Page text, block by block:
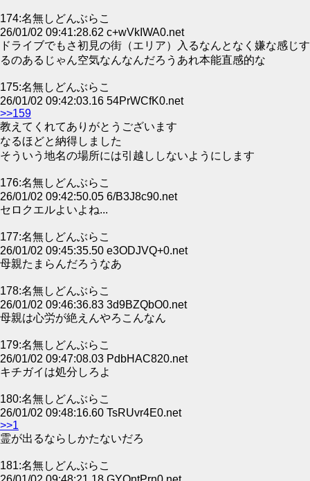
174:名無しどんぶらこ
26/01/02 09:41:28.62 c+wVkIWA0.net
ドライブでもさ初見の街（エリア）入るなんとなく嫌な感じす
るのあるじゃん空気なんなんだろうあれ本能直感的な
175:名無しどんぶらこ
26/01/02 09:42:03.16 54PrWCfK0.net
>>159
教えてくれてありがとうございます
なるほどと納得しました
そういう地名の場所には引越ししないようにします
176:名無しどんぶらこ
26/01/02 09:42:50.05 6/B3J8c90.net
セロクエルよいよね...
177:名無しどんぶらこ
26/01/02 09:45:35.50 e3ODJVQ+0.net
母親たまらんだろうなあ
178:名無しどんぶらこ
26/01/02 09:46:36.83 3d9BZQbO0.net
母親は心労が絶えんやろこんなん
179:名無しどんぶらこ
26/01/02 09:47:08.03 PdbHAC820.net
キチガイは処分しろよ
180:名無しどんぶらこ
26/01/02 09:48:16.60 TsRUvr4E0.net
>>1
霊が出るならしかたないだろ
181:名無しどんぶらこ